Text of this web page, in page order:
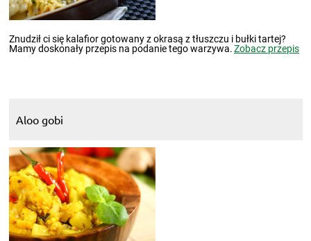
Znudził ci się kalafior gotowany z okrasą z tłuszczu i bułki tartej?
Mamy doskonały przepis na podanie tego warzywa.Zobacz przepis
Aloo gobi